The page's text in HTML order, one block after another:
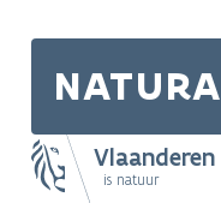
NATURA
Vlaanderen
is natuur